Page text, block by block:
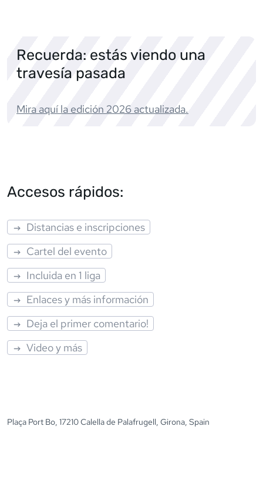
Recuerda: estás viendo una
travesía pasada
Mira aquí la edición 2026 actualizada.
Accesos rápidos:
Distancias e inscripciones
Cartel del evento
Incluida en 1 liga
Enlaces y más información
Deja el primer comentario!
Video y más
Plaça Port Bo, 17210 Calella de Palafrugell, Girona, Spain